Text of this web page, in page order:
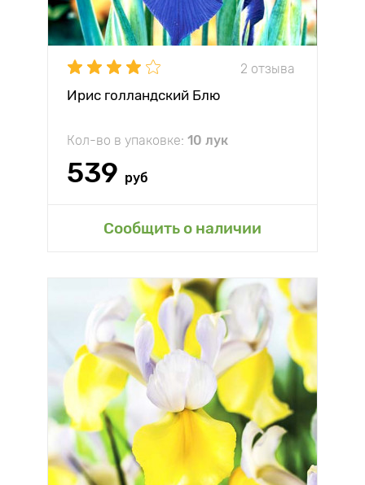
2 отзыва
Ирис голландский Блю
Кол-во в упаковке: 10 лук
539 руб
Сообщить о наличии